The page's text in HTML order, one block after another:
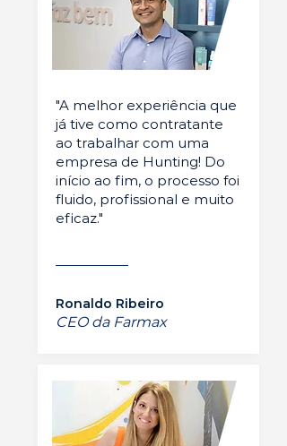
"A melhor experiência que
já tive como contratante
ao trabalhar com uma
empresa de Hunting! Do
início ao fim, o processo foi
fluido, profissional e muito
eficaz."
Ronaldo Ribeiro
CEO da Farmax